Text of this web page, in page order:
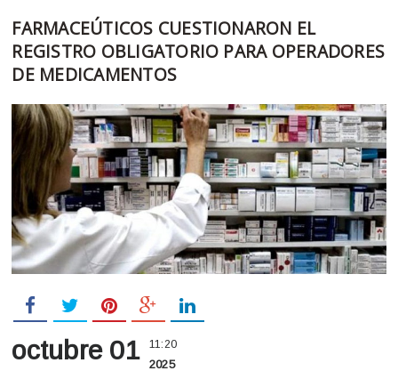
FARMACEÚTICOS CUESTIONARON EL
REGISTRO OBLIGATORIO PARA OPERADORES
DE MEDICAMENTOS
octubre 01 11:20
2025